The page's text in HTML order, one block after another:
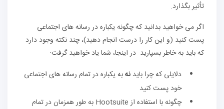
تأثیر بگذارد.
اگر می خواهید بدانید که چگونه یکباره در رسانه های اجتماعی
پست کنید (و این کار را درست انجام دهید)، چند نکته وجود دارد
که باید به خاطر بسپارید. در اینجا، شما یاد خواهید گرفت:
دلایلی که چرا باید نهبه یکباره در تمام رسانه های اجتماعی
خود پست کنید
چگونه با استفاده از Hootsuite به طور همزمان در تمام